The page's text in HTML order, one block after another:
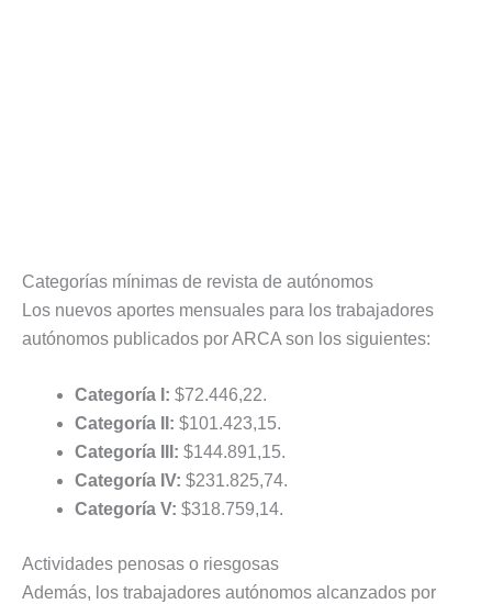
Categorías mínimas de revista de autónomos
Los nuevos aportes mensuales para los trabajadores
autónomos publicados por ARCA son los siguientes:
Categoría I: $72.446,22.
Categoría II: $101.423,15.
Categoría III: $144.891,15.
Categoría IV: $231.825,74.
Categoría V: $318.759,14.
Actividades penosas o riesgosas
Además, los trabajadores autónomos alcanzados por